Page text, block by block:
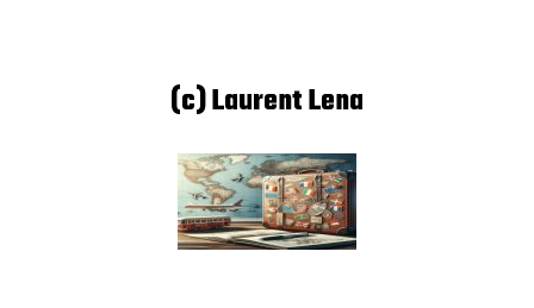
(c) Laurent Lena